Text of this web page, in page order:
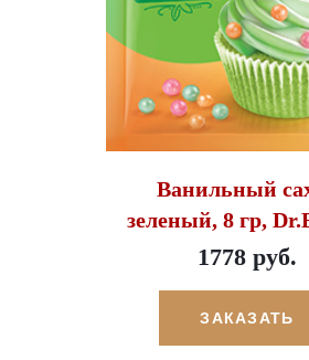
Ванильный
зеленый, 8 гр,
1778 руб.
ЗАКАЗАТЬ